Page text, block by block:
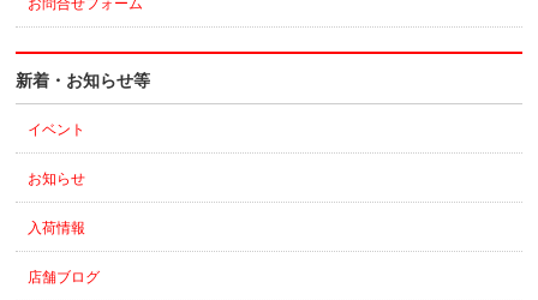
お問合せフォーム
新着・お知らせ等
イベント
お知らせ
入荷情報
店舗ブログ